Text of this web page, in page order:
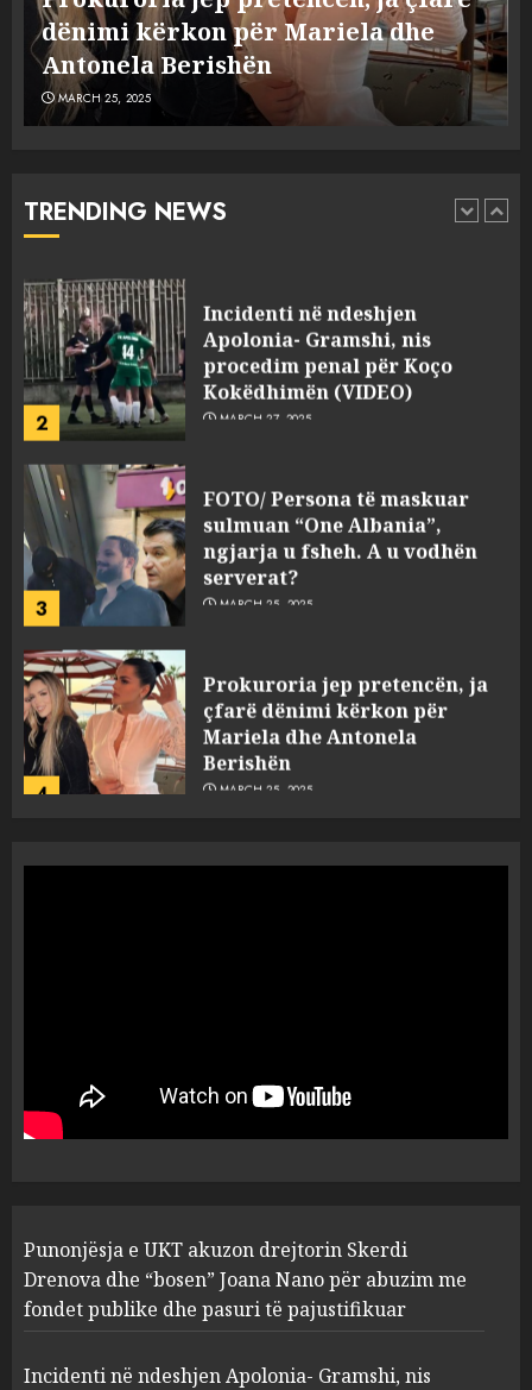
Dumanit flet për PERSONAT që e
plagosën!
MARCH 25, 2025
TRENDING NEWS
5
plagosën!
MARCH 25, 2025
1
Punonjësja e UKT akuzon
pasuri të pajustifikuar
2
Apolonia- Gramshi, nis
procedim penal për Koço
Kokëdhimën (VIDEO)
MARCH 27, 2025
3
sulmuan “One Albania”,
ngjarja u fsheh. A u vodhën
serverat?
MARCH 25, 2025
4
çfarë dënimi kërkon për
Mariela dhe Antonela
Berishën
MARCH 25, 2025
1
“bosen” Joana Nano për
abuzim me fondet publike dhe
pasuri të pajustifikuar
2
Apolonia- Gramshi, nis
procedim penal për Koço
Kokëdhimën (VIDEO)
MARCH 27, 2025
Punonjësja e UKT akuzon drejtorin Skerdi
Drenova dhe “bosen” Joana Nano për abuzim me
fondet publike dhe pasuri të pajustifikuar
Incidenti në ndeshjen Apolonia- Gramshi, nis